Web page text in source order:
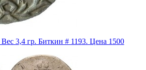
3,4 гр. Биткин # 1193. Цена 1500